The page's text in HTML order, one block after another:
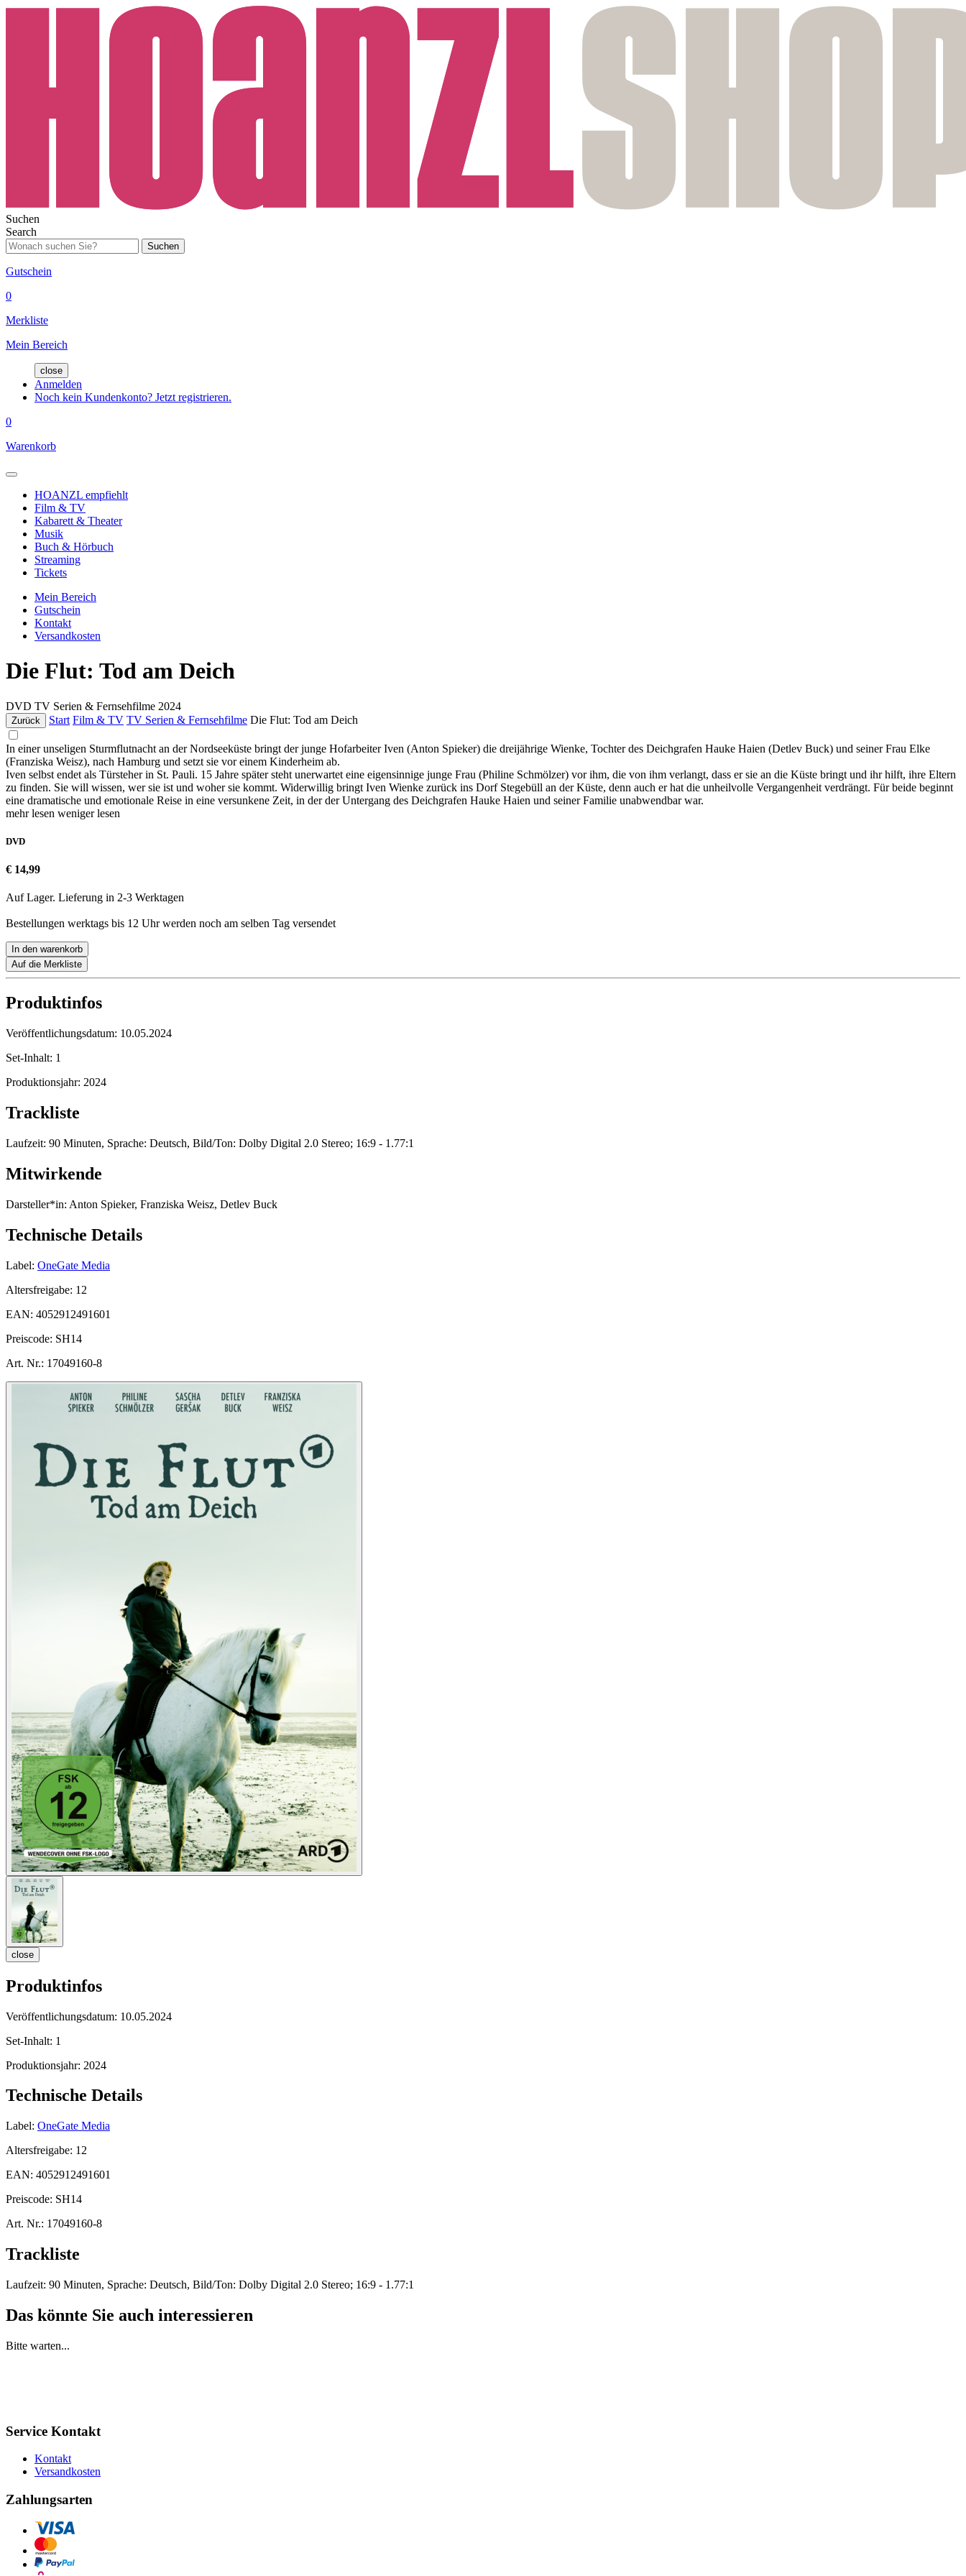
Suchen
Search
Suchen
Gutschein
0
Merkliste
Mein Bereich
close
Anmelden
Noch kein Kundenkonto? Jetzt registrieren.
0
Warenkorb
HOANZL empfiehlt
Film & TV
Kabarett & Theater
Musik
Buch & Hörbuch
Streaming
Tickets
Mein Bereich
Gutschein
Kontakt
Versandkosten
Die Flut: Tod am Deich
DVD TV Serien & Fernsehfilme 2024
Zurück Start Film & TV TV Serien & Fernsehfilme Die Flut: Tod am Deich
In einer unseligen Sturmflutnacht an der Nordseeküste bringt der junge Hofarbeiter Iven (Anton Spieker) die dreijährige Wienke, Tochter des Deichgrafen Hauke Haien (Detlev Buck) und seiner Frau Elke
(Franziska Weisz), nach Hamburg und setzt sie vor einem Kinderheim ab.
Iven selbst endet als Türsteher in St. Pauli. 15 Jahre später steht unerwartet eine eigensinnige junge Frau (Philine Schmölzer) vor ihm, die von ihm verlangt, dass er sie an die Küste bringt und ihr hilft, ihre Eltern
zu finden. Sie will wissen, wer sie ist und woher sie kommt. Widerwillig bringt Iven Wienke zurück ins Dorf Stegebüll an der Küste, denn auch er hat die unheilvolle Vergangenheit verdrängt. Für beide beginnt
eine dramatische und emotionale Reise in eine versunkene Zeit, in der der Untergang des Deichgrafen Hauke Haien und seiner Familie unabwendbar war.
mehr lesen weniger lesen
DVD
€ 14,99
Auf Lager. Lieferung in 2-3 Werktagen
Bestellungen werktags bis 12 Uhr werden noch am selben Tag versendet
In den warenkorb
Auf die Merkliste
Produktinfos
Veröffentlichungsdatum: 10.05.2024
Set-Inhalt: 1
Produktionsjahr: 2024
Trackliste
Laufzeit: 90 Minuten, Sprache: Deutsch, Bild/Ton: Dolby Digital 2.0 Stereo; 16:9 - 1.77:1
Mitwirkende
Darsteller*in: Anton Spieker, Franziska Weisz, Detlev Buck
Technische Details
Label: OneGate Media
Altersfreigabe: 12
EAN: 4052912491601
Preiscode: SH14
Art. Nr.: 17049160-8
close
Produktinfos
Veröffentlichungsdatum: 10.05.2024
Set-Inhalt: 1
Produktionsjahr: 2024
Technische Details
Label: OneGate Media
Altersfreigabe: 12
EAN: 4052912491601
Preiscode: SH14
Art. Nr.: 17049160-8
Trackliste
Laufzeit: 90 Minuten, Sprache: Deutsch, Bild/Ton: Dolby Digital 2.0 Stereo; 16:9 - 1.77:1
Das könnte Sie auch interessieren
Bitte warten...
Service Kontakt
Kontakt
Versandkosten
Zahlungsarten